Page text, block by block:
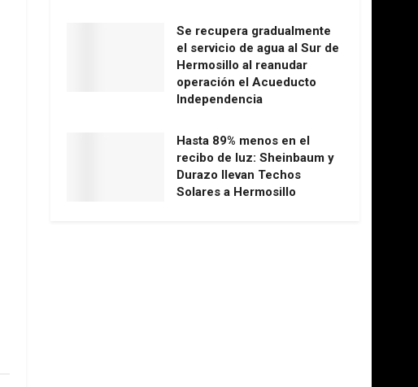
Se recupera gradualmente
el servicio de agua al Sur de
Hermosillo al reanudar
operación el Acueducto
Independencia
Hasta 89% menos en el
recibo de luz: Sheinbaum y
Durazo llevan Techos
Solares a Hermosillo